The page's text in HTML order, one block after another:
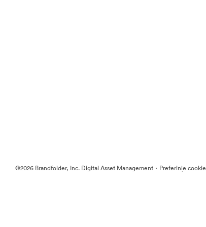
©2026 Brandfolder, Inc. Digital Asset Management · Preferințe cookie